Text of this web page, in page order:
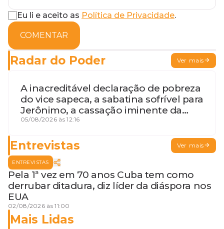
Eu li e aceito as Política de Privacidade.
COMENTAR
Radar do Poder Ver mais
A inacreditável declaração de pobreza
do vice sapeca, a sabatina sofrível para
Jerônimo, a cassação iminente da
desembargadora e a vaga do Quinto
05/08/2026 às 12:16
Entrevistas Ver mais
ENTREVISTAS
Pela 1ª vez em 70 anos Cuba tem como
derrubar ditadura, diz líder da diáspora nos
EUA
02/08/2026 às 11:00
Mais Lidas